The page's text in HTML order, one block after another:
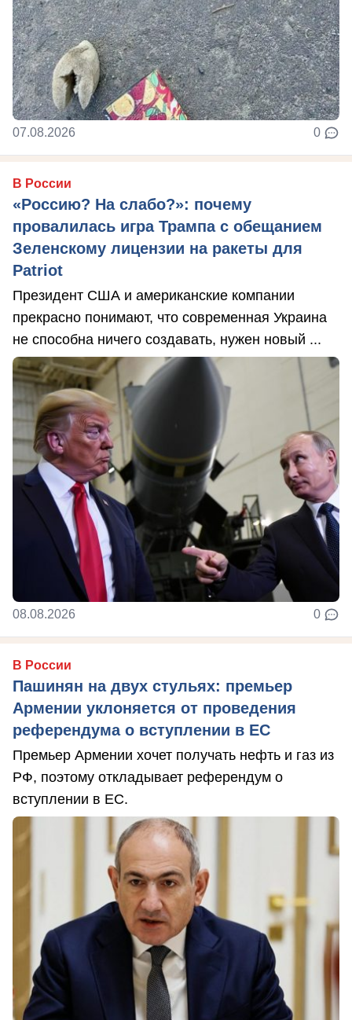
07.08.2026 0
В России
«Россию? На слабо?»: почему
провалилась игра Трампа с обещанием
Зеленскому лицензии на ракеты для
Patriot
Президент США и американские компании
прекрасно понимают, что современная Украина
не способна ничего создавать, нужен новый ...
08.08.2026 0
В России
Пашинян на двух стульях: премьер
Армении уклоняется от проведения
референдума о вступлении в ЕС
Премьер Армении хочет получать нефть и газ из
РФ, поэтому откладывает референдум о
вступлении в ЕС.